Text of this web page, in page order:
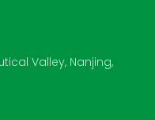
Valley, Nanjing,